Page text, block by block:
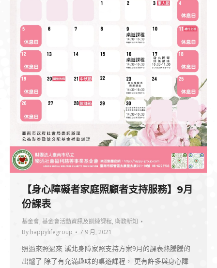
【身心障礙者家庭照顧者支持服務】9月
份課表
基金會, 基金會活動資訊及訓練課程, 衛教新知
By happylifegroup 7 9 月, 2021
照過來照過來 溪北身障家照支持方案9月的課表熱騰騰的
出爐了 除了有充滿趣味的桌遊課程， 更有許多與身心障